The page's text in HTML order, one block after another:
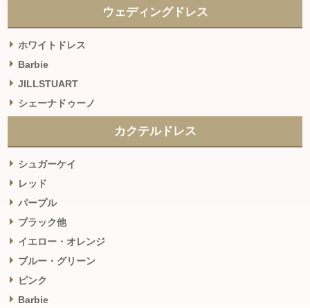
ウェディングドレス
ホワイトドレス
Barbie
JILLSTUART
シェーナドゥーノ
カクテルドレス
シュガーケイ
レッド
パープル
ブラック他
イエロー・オレンジ
ブルー・グリーン
ピンク
Barbie